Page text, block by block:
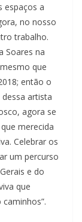
espaços a
no nosso
trabalho.
Soares na
que
então o
artista
agora se
merecida
Celebrar os
um percurso
e do
que